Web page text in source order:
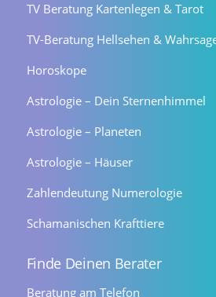
TV Beratung Kartenlegen & Tarot
TV-Beratung Hellsehen &
Horoskope
Astrologie – Dein Sternenhimmel
Astrologie – Planeten
Astrologie – Häuser
Zahlendeutung Numerologie
Schamanischen Krafttiere
Finde Deinen Berater
Beratung am Telefon